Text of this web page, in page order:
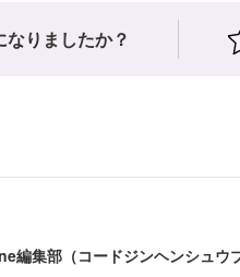
りましたか？
編集部（コードジンヘンシュウ